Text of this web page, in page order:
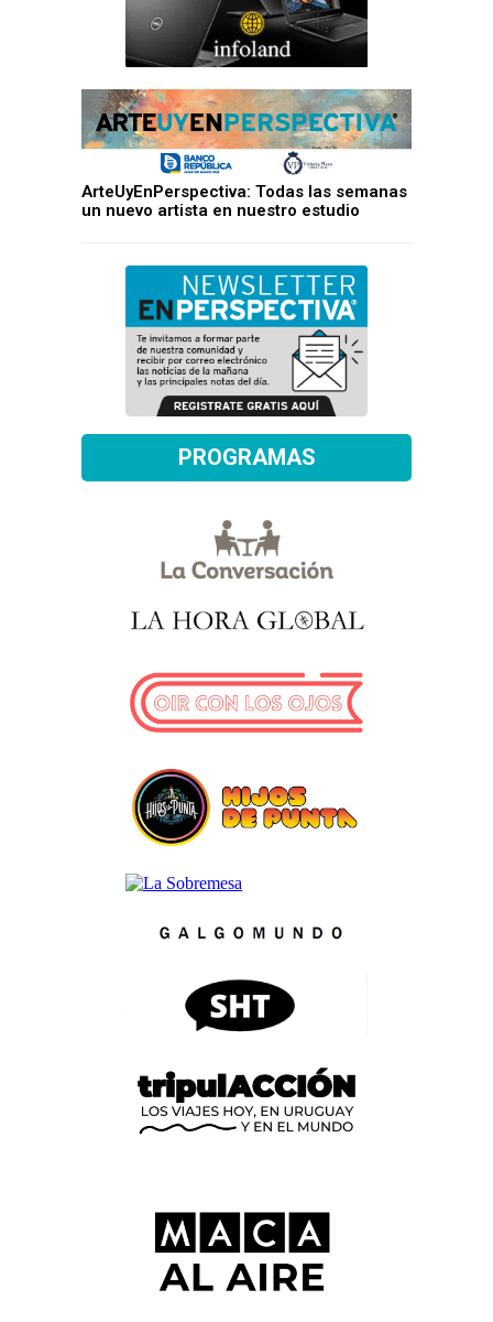
ArteUyEnPerspectiva: Todas las semanas
un nuevo artista en nuestro estudio
PROGRAMAS